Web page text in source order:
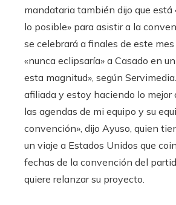
mandataria también dijo que está
lo posible» para asistir a la
se celebrará a finales de este mes
«nunca eclipsaría» a Casado en
esta magnitud», según
afiliada y estoy haciendo lo mejor
las agendas de mi equipo y su
convención», dijo Ayuso, quien
un viaje a Estados Unidos que
fechas de la convención del
quiere relanzar su proyecto.